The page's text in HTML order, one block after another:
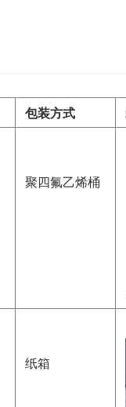
包装方式
聚四氟乙烯桶
纸箱